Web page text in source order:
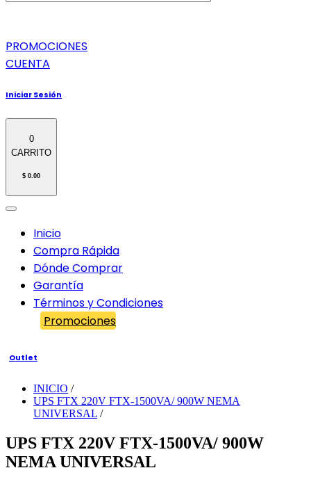
PROMOCIONES
CUENTA
Iniciar Sesión
0
CARRITO
$ 0.00
Inicio
Compra Rápida
Dónde Comprar
Garantía
Términos y Condiciones
Promociones
Outlet
INICIO /
UPS FTX 220V FTX-1500VA/ 900W NEMA
UNIVERSAL /
UPS FTX 220V FTX-1500VA/ 900W
NEMA UNIVERSAL